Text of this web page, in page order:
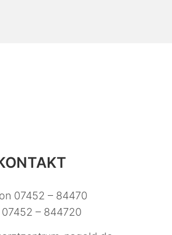
07452 – 84470
07452 – 844720